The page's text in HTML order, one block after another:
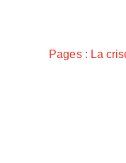
Pages : La